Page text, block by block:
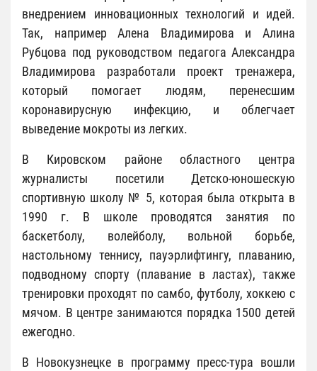
внедрением инновационных технологий и идей.
Так, например Алена Владимирова и Алина
Рубцова под руководством педагога Александра
Владимирова разработали проект тренажера,
который помогает людям, перенесшим
коронавирусную инфекцию, и облегчает
выведение мокроты из легких.
В Кировском районе областного центра
журналисты посетили Детско-юношескую
спортивную школу № 5, которая была открыта в
1990 г. В школе проводятся занятия по
баскетболу, волейболу, вольной борьбе,
настольному теннису, пауэрлифтингу, плаванию,
подводному спорту (плавание в ластах), также
тренировки проходят по самбо, футболу, хоккею с
мячом. В центре занимаются порядка 1500 детей
ежегодно.
В Новокузнецке в программу пресс-тура вошли